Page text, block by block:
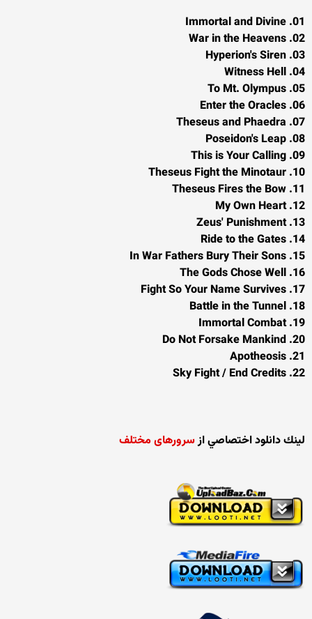
01. Immortal and Divine
02. War in the Heavens
03. Hyperion's Siren
04. Witness Hell
05. To Mt. Olympus
06. Enter the Oracles
07. Theseus and Phaedra
08. Poseidon's Leap
09. This is Your Calling
10. Theseus Fight the Minotaur
11. Theseus Fires the Bow
12. My Own Heart
13. Zeus' Punishment
14. Ride to the Gates
15. In War Fathers Bury Their Sons
16. The Gods Chose Well
17. Fight So Your Name Survives
18. Battle in the Tunnel
19. Immortal Combat
20. Do Not Forsake Mankind
21. Apotheosis
22. Sky Fight / End Credits
لينك دانلود اختصاصي ازسرورهای مختلف